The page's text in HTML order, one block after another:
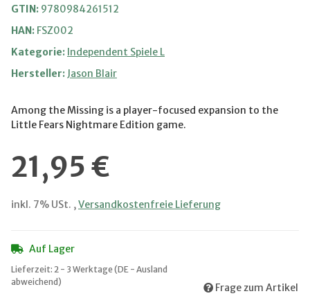
GTIN: 9780984261512
HAN: FSZ002
Kategorie: Independent Spiele L
Hersteller: Jason Blair
Among the Missing is a player-focused expansion to the
Little Fears Nightmare Edition game.
21,95 €
inkl. 7% USt. ,Versandkostenfreie Lieferung
Auf Lager
Lieferzeit: 2 - 3 Werktage(DE - Ausland
abweichend)
Frage zum Artikel